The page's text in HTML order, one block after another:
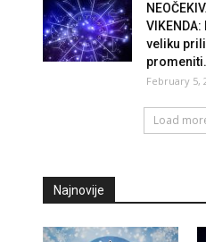
veliku
February 5,
Load
Najnovije